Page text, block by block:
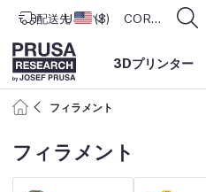
配送先 アメリカ合衆国
USD ($) CORE One L: Now In Stock!
3Dプリンター
フィラメント
フィラメント